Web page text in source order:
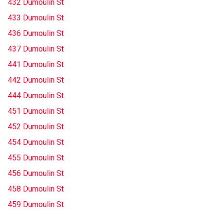
432 Dumoulin St
433 Dumoulin St
436 Dumoulin St
437 Dumoulin St
441 Dumoulin St
442 Dumoulin St
444 Dumoulin St
451 Dumoulin St
452 Dumoulin St
454 Dumoulin St
455 Dumoulin St
456 Dumoulin St
458 Dumoulin St
459 Dumoulin St